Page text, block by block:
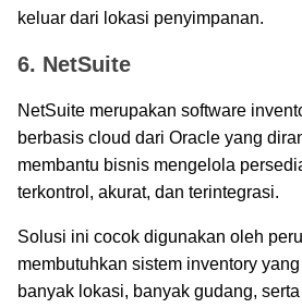
keluar dari lokasi penyimpanan.
6. NetSuite
NetSuite merupakan software
berbasis cloud dari Oracle yang
membantu bisnis mengelola
terkontrol, akurat, dan terintegrasi.
Solusi ini cocok digunakan oleh
membutuhkan sistem inventory
banyak lokasi, banyak gudang,